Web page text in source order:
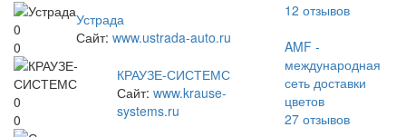
0
0
Устрада
Сайт: www.ustrada-auto.ru
0
0
КРАУЗЕ-СИСТЕМС
Сайт: www.krause-
systems.ru
12 отзывов
AMF -
международная
сеть доставки
цветов
27отзывов